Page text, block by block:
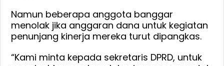
Namun beberapa anggota banggar
menolak jika anggaran dana untuk kegiatan
penunjang kinerja mereka turut dipangkas.
“Kami minta kepada sekretaris DPRD, untuk